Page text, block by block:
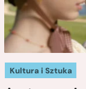
Kultura i Sztuka